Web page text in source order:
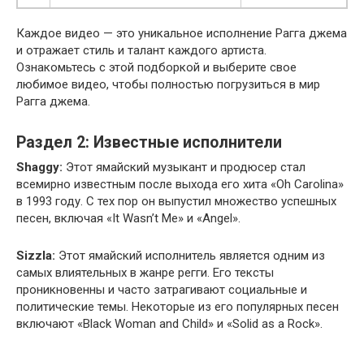
Каждое видео — это уникальное исполнение Рагга джема
и отражает стиль и талант каждого артиста.
Ознакомьтесь с этой подборкой и выберите свое
любимое видео, чтобы полностью погрузиться в мир
Рагга джема.
Раздел 2: Известные исполнители
Shaggy: Этот ямайский музыкант и продюсер стал
всемирно известным после выхода его хита «Oh Carolina»
в 1993 году. С тех пор он выпустил множество успешных
песен, включая «It Wasn’t Me» и «Angel».
Sizzla: Этот ямайский исполнитель является одним из
самых влиятельных в жанре регги. Его тексты
проникновенны и часто затрагивают социальные и
политические темы. Некоторые из его популярных песен
включают «Black Woman and Child» и «Solid as a Rock».